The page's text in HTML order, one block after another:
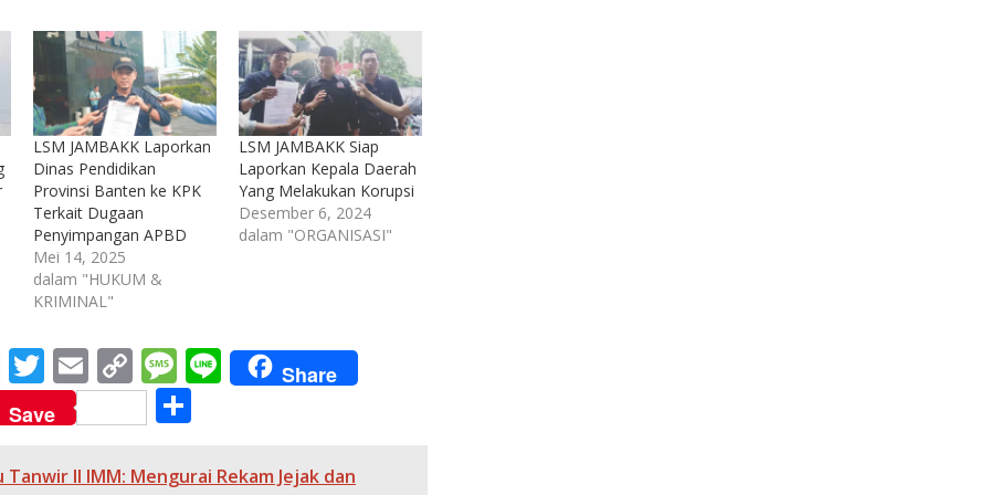
LSM JAMBAKK Laporkan
Dinas Pendidikan
Provinsi Banten ke KPK
Terkait Dugaan
Penyimpangan APBD
Mei 14, 2025
dalam "HUKUM &
KRIMINAL"
LSM JAMBAKK Siap
Laporkan Kepala Daerah
Yang Melakukan Korupsi
Desember 6, 2024
dalam "ORGANISASI"
M
e
ss
e
T
w
itt
er
E
m
ai
l
C
o
p
y
M
e
ss
a
Li
n
Share
Save
ar
Tanwir II IMM: Mengurai Rekam Jejak dan